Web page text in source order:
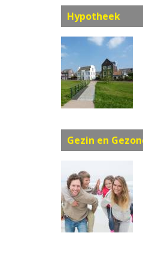
Hypotheek
Gezin en